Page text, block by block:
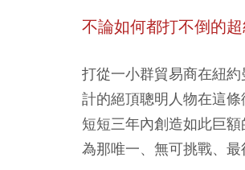
不論如何都打不倒的
打從一小群貿易商在紐
計的絕頂聰明人物在這
短短三年內創造如此巨
為那唯一、無可挑戰、最